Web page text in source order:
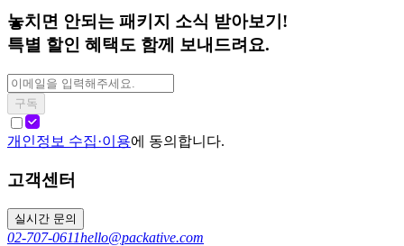
놓치면 안되는 패키지 소식 받아보기!
특별 할인 혜택도 함께 보내드려요.
구독
개인정보 수집·이용에 동의합니다.
고객센터
실시간 문의
02-707-0611hello@packative.com